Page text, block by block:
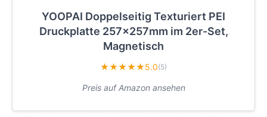
YOOPAI Doppelseitig Texturiert PEI
Druckplatte 257x257mm im 2er-Set,
Magnetisch
★★★★★5.0(5)
Preis auf Amazon ansehen